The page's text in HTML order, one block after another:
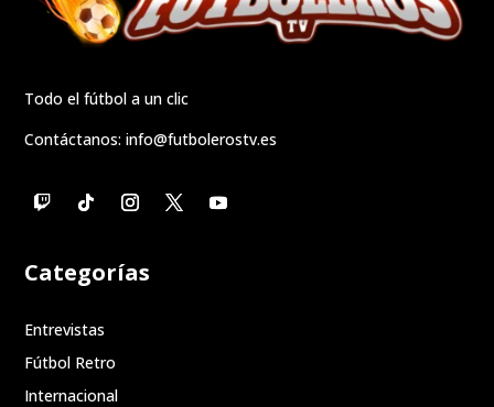
Todo el fútbol a un clic
Contáctanos:info@futbolerostv.es
Categorías
Entrevistas
Fútbol Retro
Internacional